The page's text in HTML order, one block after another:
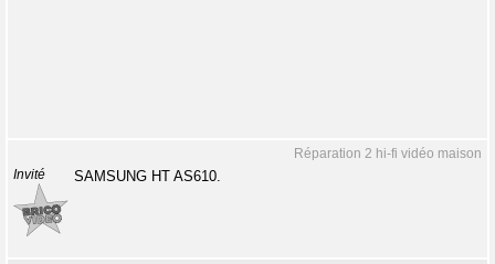
Réparation 2 hi-fi vidéo maison
Invité SAMSUNG HT AS610.